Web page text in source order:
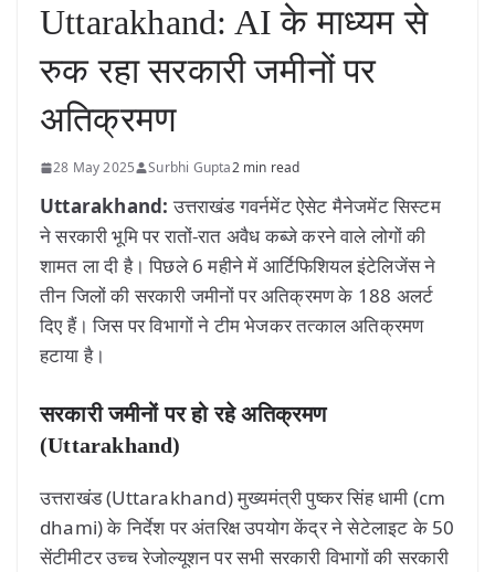
Uttarakhand: AI के माध्यम से
रुक रहा सरकारी जमीनों पर
अतिक्रमण
28 May 2025 Surbhi Gupta2 min read
Uttarakhand: उत्तराखंड गवर्नमेंट ऐसेट मैनेजमेंट सिस्टम
ने सरकारी भूमि पर रातों-रात अवैध कब्जे करने वाले लोगों की
शामत ला दी है। पिछले 6 महीने में आर्टिफिशियल इंटेलिजेंस ने
तीन जिलों की सरकारी जमीनों पर अतिक्रमण के 188 अलर्ट
दिए हैं। जिस पर विभागों ने टीम भेजकर तत्काल अतिक्रमण
हटाया है।
सरकारी जमीनों पर हो रहे अतिक्रमण
(Uttarakhand)
उत्तराखंड (Uttarakhand) मुख्यमंत्री पुष्कर सिंह धामी (cm
dhami) के निर्देश पर अंतरिक्ष उपयोग केंद्र ने सेटेलाइट के 50
सेंटीमीटर उच्च रेजोल्यूशन पर सभी सरकारी विभागों की सरकारी